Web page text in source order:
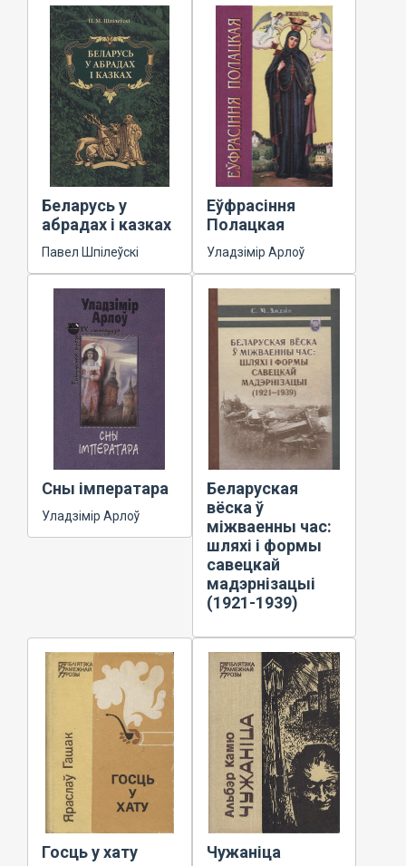
Беларусь у
абрадах і казках
Павел Шпілеўскі
Еўфрасіння
Полацкая
Уладзімір Арлоў
Сны імператара
Уладзімір Арлоў
Беларуская
вёска ў
міжваенны час:
шляхі і формы
савецкай
мадэрнізацыі
(1921-1939)
Госць у хату Чужаніца